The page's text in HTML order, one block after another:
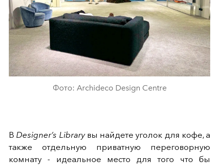
Фото: Archideco Design Centre
ВDesigner’s Libraryвы найдете уголок для кофе, а
также отдельную приватную переговорную
комнату - идеальное место для того что бы